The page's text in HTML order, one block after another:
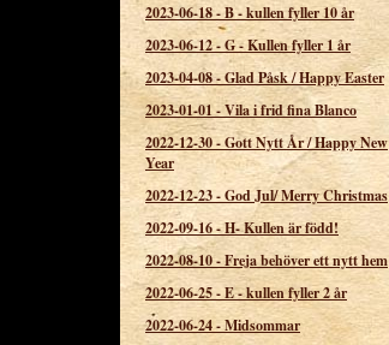
2023-06-18-B - kullen fyller 10 år
2023-06-12-G - Kullen fyller 1 år
2023-04-08-Glad Påsk / Happy Easter
2023-01-01-Vila i frid fina Blanco
2022-12-30-Gott Nytt År / Happy New
Year
2022-12-23-God Jul/ Merry Christmas
2022-09-16-H- Kullen är född!
2022-08-10-Freja behöver ett nytt hem
2022-06-25-E - kullen fyller 2 år
2022-06-24-Midsommar